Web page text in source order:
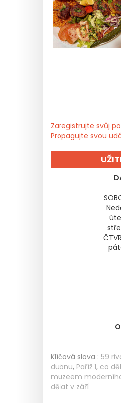
Zaregistrujte svůj
Propagujte svou
Klíčová slova : 59
dubnu, Paříž 1, co
muzeem
dělat v září